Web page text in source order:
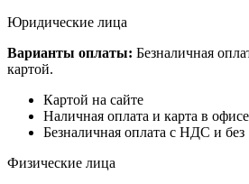
Юридические лица
Варианты оплаты: Безналичная
картой.
Картой на сайте
Наличная оплата и карта в офисе
Безналичная оплата с НДС и без
Физические лица